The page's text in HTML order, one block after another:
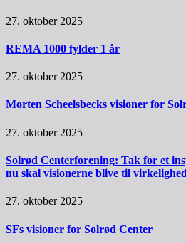
27. oktober 2025
REMA 1000 fylder 1 år
27. oktober 2025
Morten Scheelsbecks visioner for
27. oktober 2025
Solrød Centerforening: Tak for et
nu skal visionerne blive til virkelighed
27. oktober 2025
SFs visioner for Solrød Center